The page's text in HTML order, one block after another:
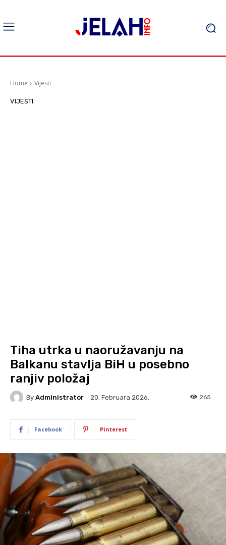
Home Vijesti
VIJESTI
Tiha utrka u naoružavanju na
Balkanu stavlja BiH u posebno
ranjiv položaj
By Administrator 20. Februara 2026. 265
Facebook Pinterest